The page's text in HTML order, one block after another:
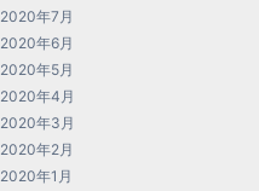
2020年7月
2020年6月
2020年5月
2020年4月
2020年3月
2020年2月
2020年1月